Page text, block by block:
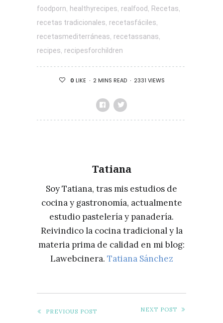
foodporn, healthyrecipes, realfood, Recetas,
recetas tradicionales, recetasfáciles,
recetasmediterráneas, recetassanas,
recipes, recipesforchildren
0 LIKE 2 MINS READ 2331 VIEWS
Tatiana
Soy Tatiana, tras mis estudios de
cocina y gastronomía, actualmente
estudio pastelería y panadería.
Reivindico la cocina tradicional y la
materia prima de calidad en mi blog:
Lawebcinera. Tatiana Sánchez
PREVIOUS POST NEXT POST